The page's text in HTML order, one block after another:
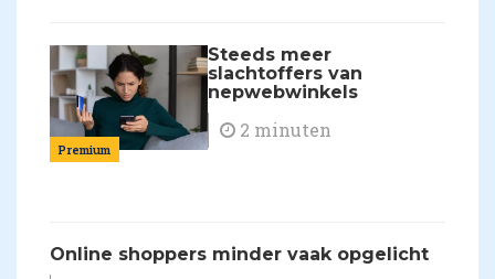
Premium
Steeds meer
slachtoffers van
nepwebwinkels
2 minuten
Online shoppers minder vaak opgelicht